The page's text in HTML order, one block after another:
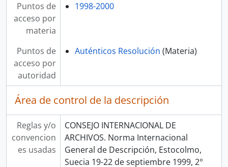
Puntos de
acceso por
materia
1998-2000
Puntos de
acceso por
autoridad
Auténticos Resolución (Materia)
Área de control de la descripción
Reglas y/o
convencion
es usadas
CONSEJO INTERNACIONAL DE
ARCHIVOS. Norma Internacional
General de Descripción, Estocolmo,
Suecia 19-22 de septiembre 1999, 2°